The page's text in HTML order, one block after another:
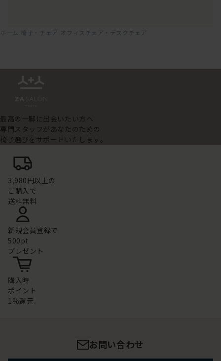
ホーム 椅子・チェア オフィスチェア・デスクチェア
最高の一脚に出会いたい方へ
専門スタッフがあなたのための
椅子選びをサポートいたします。
3,980円以上の
ご購入で
送料無料
新規会員登録で
500pt
プレゼント
購入時
ポイント
1%還元
お問い合わせ